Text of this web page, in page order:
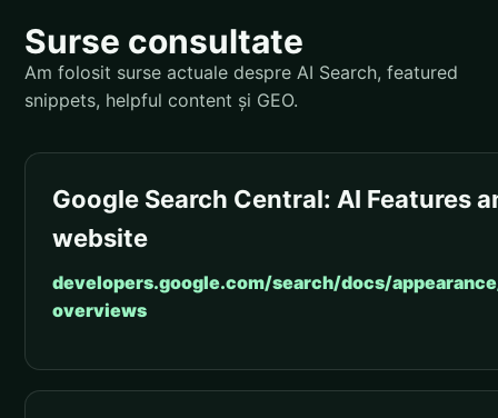
Surse consultate
Am folosit surse actuale despre AI Search, featured
snippets, helpful content și GEO.
Google Search Central: AI Features
website
developers.google.com/search/docs/
overviews